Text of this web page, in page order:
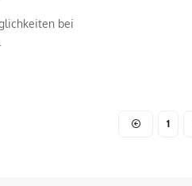
bei
1